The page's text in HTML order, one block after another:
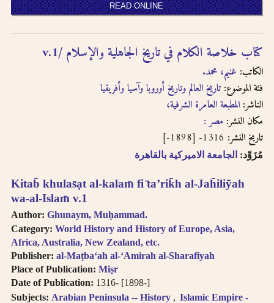
READ ONLINE
Kitab̄ khulas̄ạt al-kalam̄ fi ̄taʼrik̄h al-Jah̄iliȳah
wa-al-Islam̄ v.1
Author: Ghunaym, Muḥammad.
Category: World History and History of Europe, Asia,
Africa, Australia, New Zealand, etc.
Publisher: al-Maṭbaʻah al-ʻAmirah al-Sharafiyah
Place of Publication: Miṣr
Date of Publication: 1316- [1898-]
Subjects: Arabian Peninsula -- History
Islamic Empire -
كتاب خلاصة الكلام في تاريخ الجاهلية والإسلام /‪ v.1
الكاتب: غنيم، محمد.
فئة الموضوع: تاريخ العالم وتاريخ أوروبا وآسيا وأفريقيا
الناشر: المطبعة العامرة الشرفية،‪
مكان النشر: مصر :‪
تاريخ النشر:
مُزَوِّد: الجامعة الاميركية بالقاهرة